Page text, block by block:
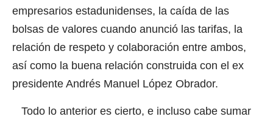
empresarios estadunidenses, la caída de las
bolsas de valores cuando anunció las tarifas, la
relación de respeto y colaboración entre ambos,
así como la buena relación construida con el ex
presidente Andrés Manuel López Obrador.
Todo lo anterior es cierto, e incluso cabe sumar